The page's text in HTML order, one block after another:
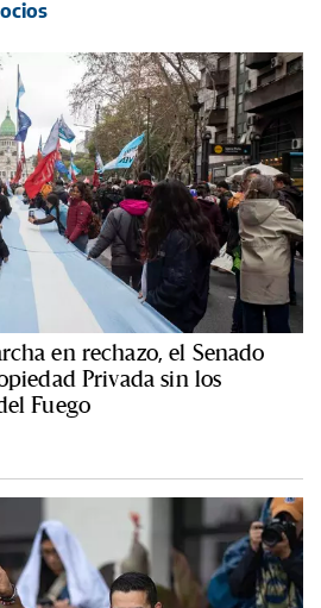
en rechazo, el Senado
Privada sin los
Fuego